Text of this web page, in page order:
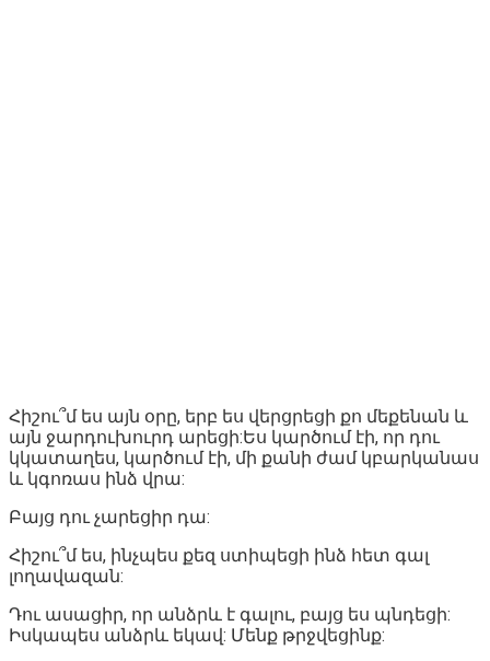
Հիշու՞մ ես այն օրը, երբ ես վերցրեցի քո մեքենան և
այն ջարդուխուրդ արեցի:Ես կարծում էի, որ դու
կկատաղես, կարծում էի, մի քանի ժամ կբարկանաս
և կգոռաս ինձ վրա:
Բայց դու չարեցիր դա:
Հիշու՞մ ես, ինչպես քեզ ստիպեցի ինձ հետ գալ
լողավազան:
Դու ասացիր, որ անձրև է գալու, բայց ես պնդեցի:
Իսկապես անձրև եկավ: Մենք թրջվեցինք: